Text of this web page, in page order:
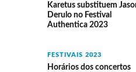
Karetus substituem
Derulo no Festival
Authentica 2023
FESTIVAIS 2023
Horários dos concertos